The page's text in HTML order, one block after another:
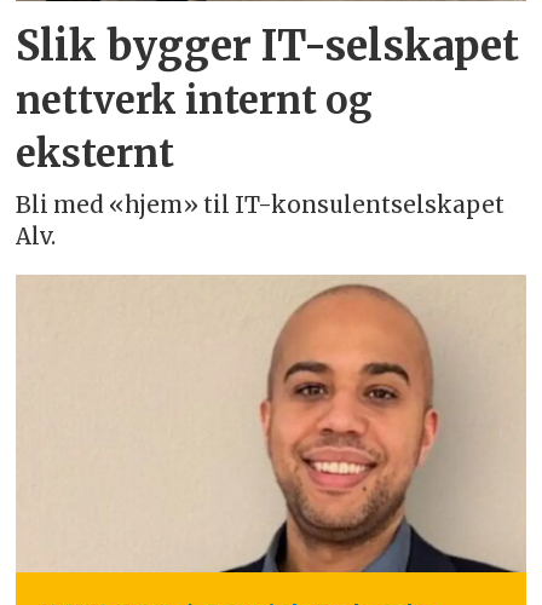
Slik bygger IT-selskapet
nettverk internt og
eksternt
Bli med «hjem» til IT-konsulentselskapet
Alv.